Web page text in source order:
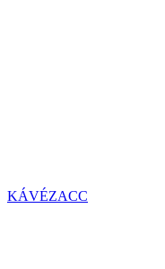
KÁVÉZACC